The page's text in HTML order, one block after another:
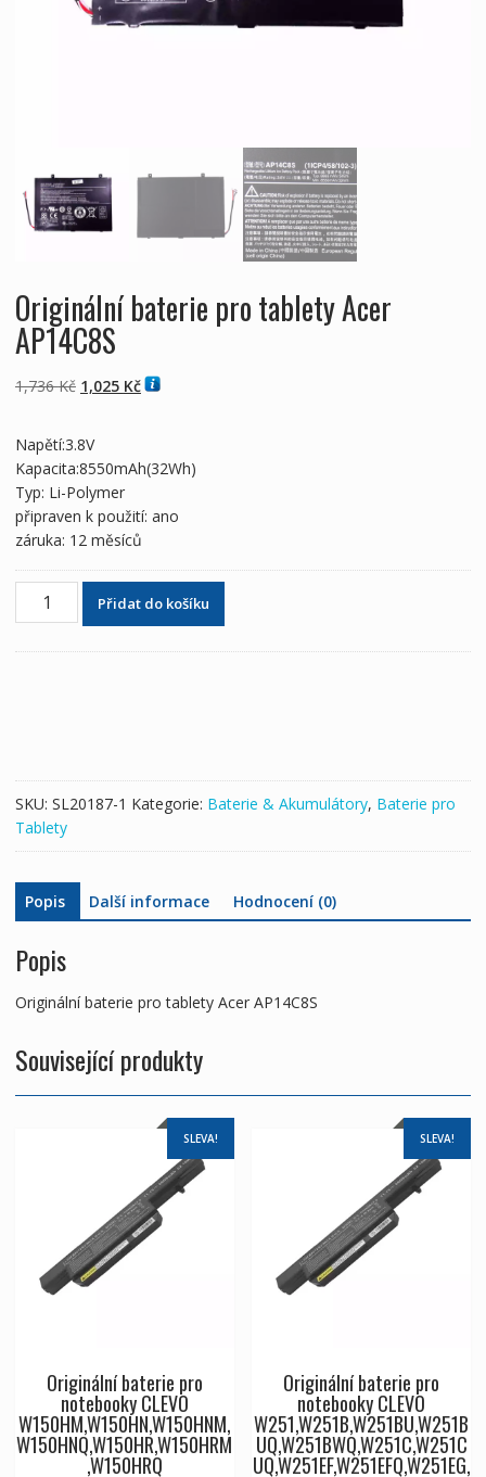
Originální baterie pro tablety Acer
AP14C8S
1,736Kč Původní
1,736 Kč
1,025 KčAktuální
Napětí:3.8V
Kapacita:8550mAh(32Wh)
Typ: Li-Polymer
připraven k použití: ano
záruka: 12 měsíců
Originální
baterie
Přidat do košíku
SKU: SL20187-1 Kategorie: Baterie & Akumulátory, Baterie pro
Tablety
Popis Další informace Hodnocení (0)
Popis
Originální baterie pro tablety Acer AP14C8S
Související produkty
SLEVA!
Originální baterie pro
notebooky CLEVO
W150HM,W150HN,W150HNM,
W150HNQ,W150HR,W150HRM
,W150HRQ
SLEVA!
Originální baterie pro
notebooky CLEVO
W251,W251B,W251BU,W251B
UQ,W251BWQ,W251C,W251C
UQ,W251EF,W251EFQ,W251EG,